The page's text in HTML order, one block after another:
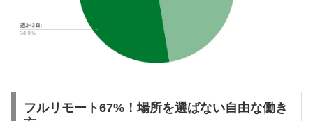
フルリモート67%！場所を選ばない自由な働き